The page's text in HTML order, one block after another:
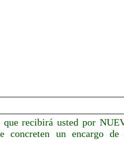
que recibirá usted por
concreten un encargo de